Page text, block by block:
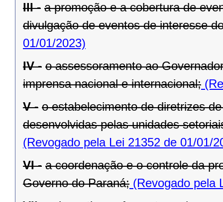
III - a promoção e a cobertura de
divulgação de eventos de interesse
01/01/2023)
IV - o assessoramento ao
imprensa nacional e internacional;
V - o estabelecimento de diretrizes
desenvolvidas pelas unidades
(Revogado pela Lei 21352 de 01/01/
VI - a coordenação e o controle da
Governo do Paraná; (Revogado pela